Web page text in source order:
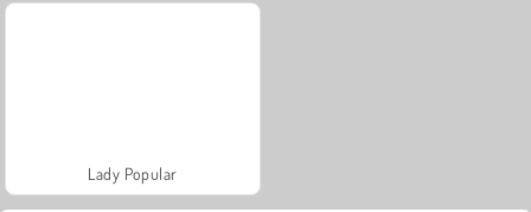
Lady Popular